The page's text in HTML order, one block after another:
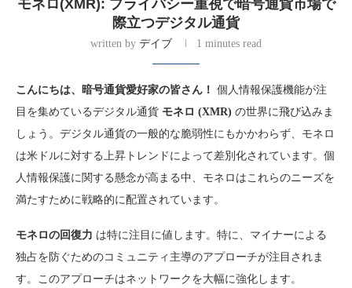
モネロ(XMR): プライバシー重視で暗号通貨市場で
際立つデジタル通貨
written by デイブ 1 minutes read
こんにちは、暗号通貨愛好家の皆さん！ 個人情報保護機能が注
目を集めているデジタル通貨 モネロ (XMR) の世界に飛び込みま
しょう。デジタル通貨の一般的な脆弱性にもかかわらず、モネロ
は米ドルに対する上昇トレンドによって差別化されています。個
人情報保護に関する懸念が高まる中、モネロはこれらのニーズを
満たすために戦略的に配置されています。
モネロの回復力 は特に注目に値します。特に、マイナーによる
独占を防ぐためのコミュニティ主導のアプローチが注目されま
す。このアプローチはネットワークを大幅に強化します。